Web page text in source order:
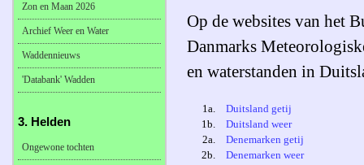
Op de websites van het
Danmarks
en waterstanden in
1a.
1b.
2a.
2b.
Duitsland getij
Duitsland weer
Denemarken getij
Denemarken weer
Zon en Maan 2026
Archief Weer en Water
Waddennieuws
'Databank' Wadden
3. Helden
Ongewone tochten